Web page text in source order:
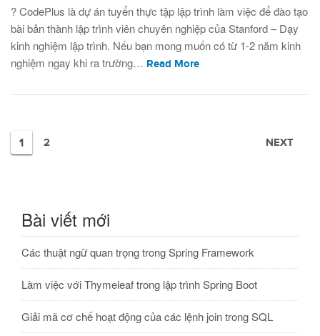
? CodePlus là dự án tuyển thực tập lập trình làm việc để đào tạo
bài bản thành lập trình viên chuyên nghiệp của Stanford – Dạy
kinh nghiệm lập trình. Nếu bạn mong muốn có từ 1-2 năm kinh
nghiệm ngay khi ra trường… Read More
1 2 NEXT
Bài viết mới
Các thuật ngữ quan trọng trong Spring Framework
Làm việc với Thymeleaf trong lập trình Spring Boot
Giải mã cơ chế hoạt động của các lệnh join trong SQL